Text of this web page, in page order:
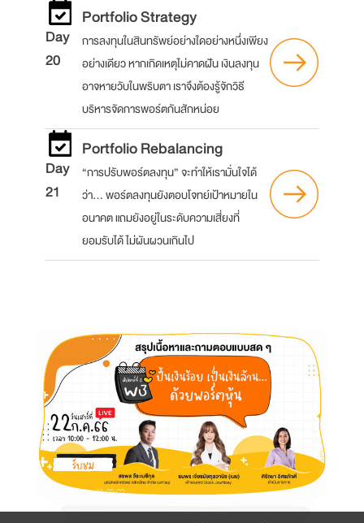
Day
20
Portfolio Strategy
การลงทุนในสินทรัพย์อย่างใดอย่างหนึ่งเพียง
อย่างเดียว หากเกิดเหตุไม่คาดฝัน เงินลงทุน
อาจหายวับในพริบตา เราจึงต้องรู้จักวิธี
บริหารจัดการพอร์ตกันสักหน่อย
Day
21
Portfolio Rebalancing
“การปรับพอร์ตลงทุน” จะทำให้เรามั่นใจได้
ว่า... พอร์ตลงทุนยังตอบโจทย์เป้าหมายใน
อนาคต แถมยังอยู่ในระดับความเสี่ยงที่
ยอมรับได้ ไม่ผันผวนเกินไป